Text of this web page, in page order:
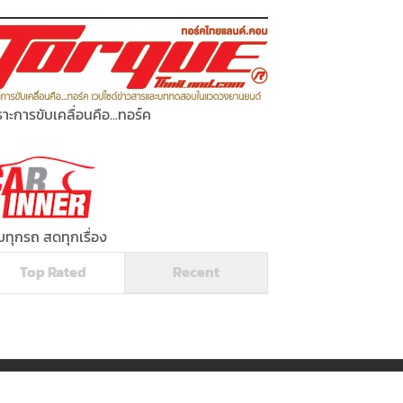
ะการขับเคลื่อนคือ...ทอร์ค
ทุกรถ สดทุกเรื่อง
Top Rated
Recent